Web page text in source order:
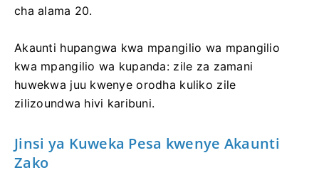
cha alama 20.
Akaunti hupangwa kwa mpangilio wa mpangilio
kwa mpangilio wa kupanda: zile za zamani
huwekwa juu kwenye orodha kuliko zile
zilizoundwa hivi karibuni.
Jinsi ya Kuweka Pesa kwenye Akaunti
Zako